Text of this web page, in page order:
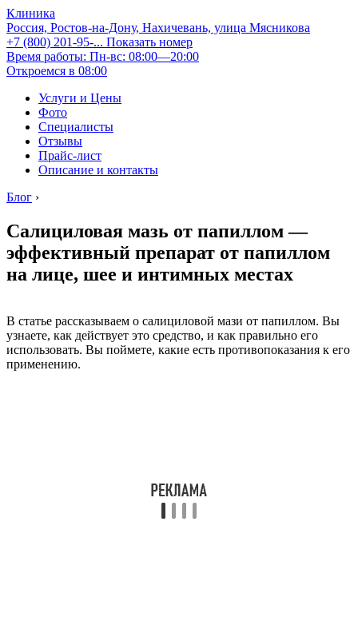
Клиника
Россия, Ростов-на-Дону, Нахичевань, улица Мясникова
+7 (800) 201-95-... Показать номер
Время работы: Пн-вс: 08:00—20:00
Откроемся в 08:00
Услуги и Цены
Фото
Специалисты
Отзывы
Прайс-лист
Описание и контакты
Блог ›
Салициловая мазь от папиллом —
эффективный препарат от папиллом
на лице, шее и интимных местах
В статье рассказываем о салициловой мази от папиллом. Вы
узнаете, как действует это средство, и как правильно его
использовать. Вы поймете, какие есть противопоказания к его
применению.